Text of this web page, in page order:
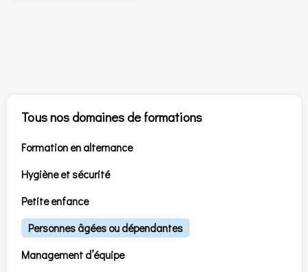
Tous nos domaines de formations
Formation en alternance
Hygiène et sécurité
Petite enfance
Personnes âgées ou dépendantes
Management d’équipe